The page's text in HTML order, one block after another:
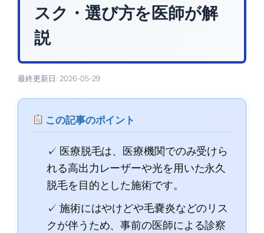
スク・選び方を医師が解
説
最終更新日: 2026-05-29
この記事のポイント
✓ 医療脱毛は、医療機関でのみ受けら
れる高出力レーザーや光を用いた永久
脱毛を目的とした施術です。
✓ 施術にはやけどや毛嚢炎などのリス
クが伴うため、事前の医師による診察